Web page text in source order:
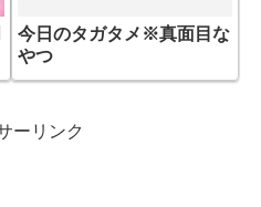
今日のタガタメ※真面目な
やつ
ーリンク